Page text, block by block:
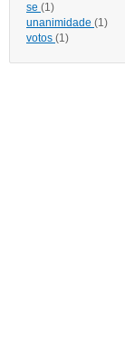
se (1)
unanimidade (1)
votos (1)